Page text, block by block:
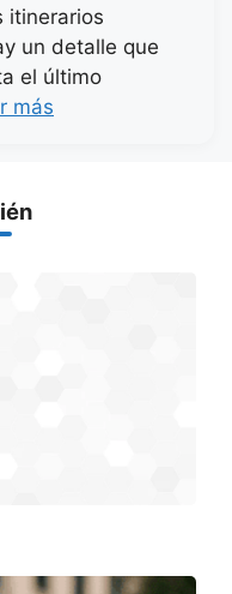
itinerarios
un detalle que
el último
más